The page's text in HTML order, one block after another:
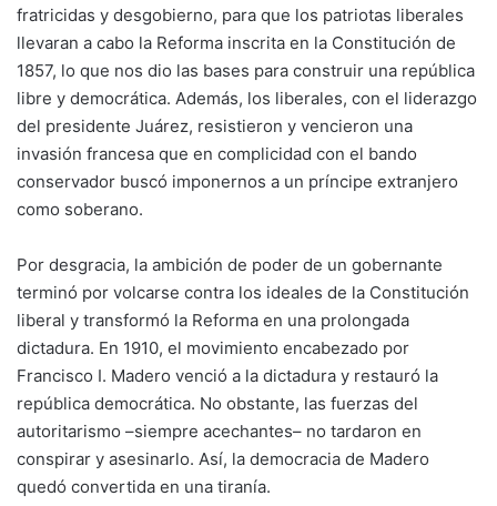
fratricidas y desgobierno, para que los patriotas liberales
llevaran a cabo la Reforma inscrita en la Constitución de
1857, lo que nos dio las bases para construir una república
libre y democrática. Además, los liberales, con el liderazgo
del presidente Juárez, resistieron y vencieron una
invasión francesa que en complicidad con el bando
conservador buscó imponernos a un príncipe extranjero
como soberano.
Por desgracia, la ambición de poder de un gobernante
terminó por volcarse contra los ideales de la Constitución
liberal y transformó la Reforma en una prolongada
dictadura. En 1910, el movimiento encabezado por
Francisco I. Madero venció a la dictadura y restauró la
república democrática. No obstante, las fuerzas del
autoritarismo –siempre acechantes– no tardaron en
conspirar y asesinarlo. Así, la democracia de Madero
quedó convertida en una tiranía.